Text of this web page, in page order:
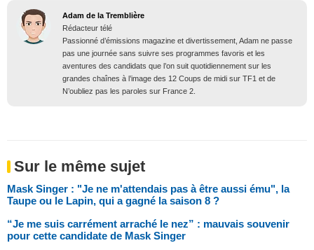
Adam de la Tremblière
Rédacteur télé
Passionné d’émissions magazine et divertissement, Adam ne passe
pas une journée sans suivre ses programmes favoris et les
aventures des candidats que l’on suit quotidiennement sur les
grandes chaînes à l’image des 12 Coups de midi sur TF1 et de
N’oubliez pas les paroles sur France 2.
Sur le même sujet
Mask Singer : "Je ne m'attendais pas à être aussi ému", la
Taupe ou le Lapin, qui a gagné la saison 8 ?
“Je me suis carrément arraché le nez” : mauvais souvenir
pour cette candidate de Mask Singer